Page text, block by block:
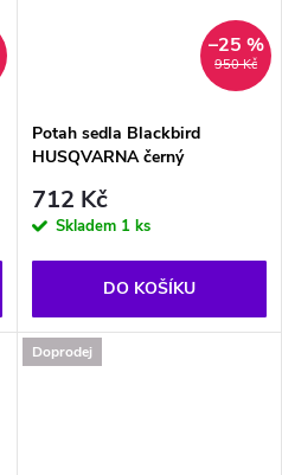
950 Kč
–25 %
Potah sedla Blackbird
HUSQVARNA černý
712 Kč
Skladem 1 ks
DO KOŠÍKU
Doprodej